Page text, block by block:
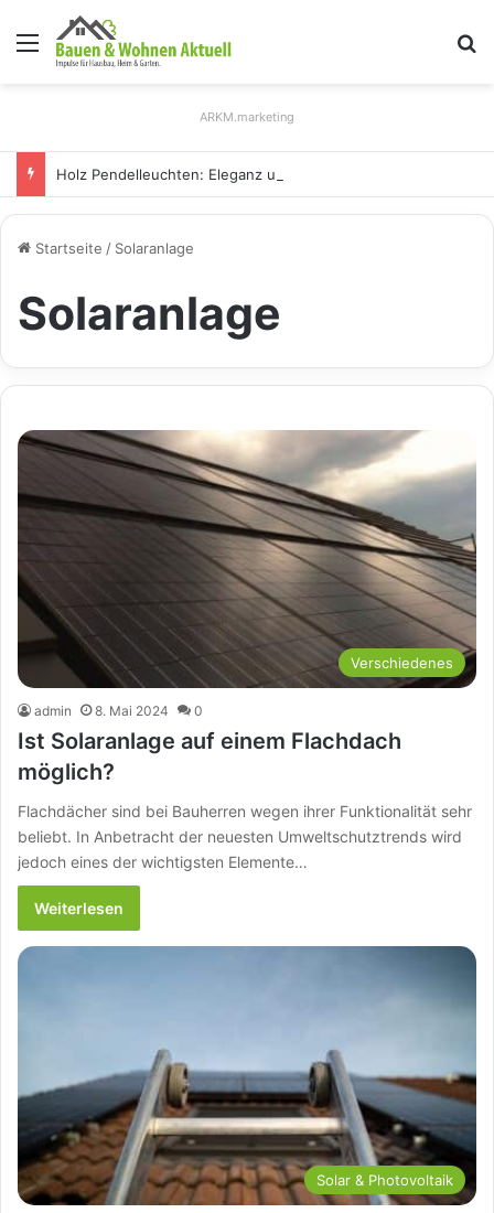
Menü
ARKM.marketing
Startseite / Solaranlage
Solaranlage
Verschiedenes
admin 8. Mai 2024 0
Ist Solaranlage auf einem Flachdach
möglich?
Flachdächer sind bei Bauherren wegen ihrer Funktionalität sehr
beliebt. In Anbetracht der neuesten Umweltschutztrends wird
jedoch eines der wichtigsten Elemente…
Weiterlesen
Solar & Photovoltaik